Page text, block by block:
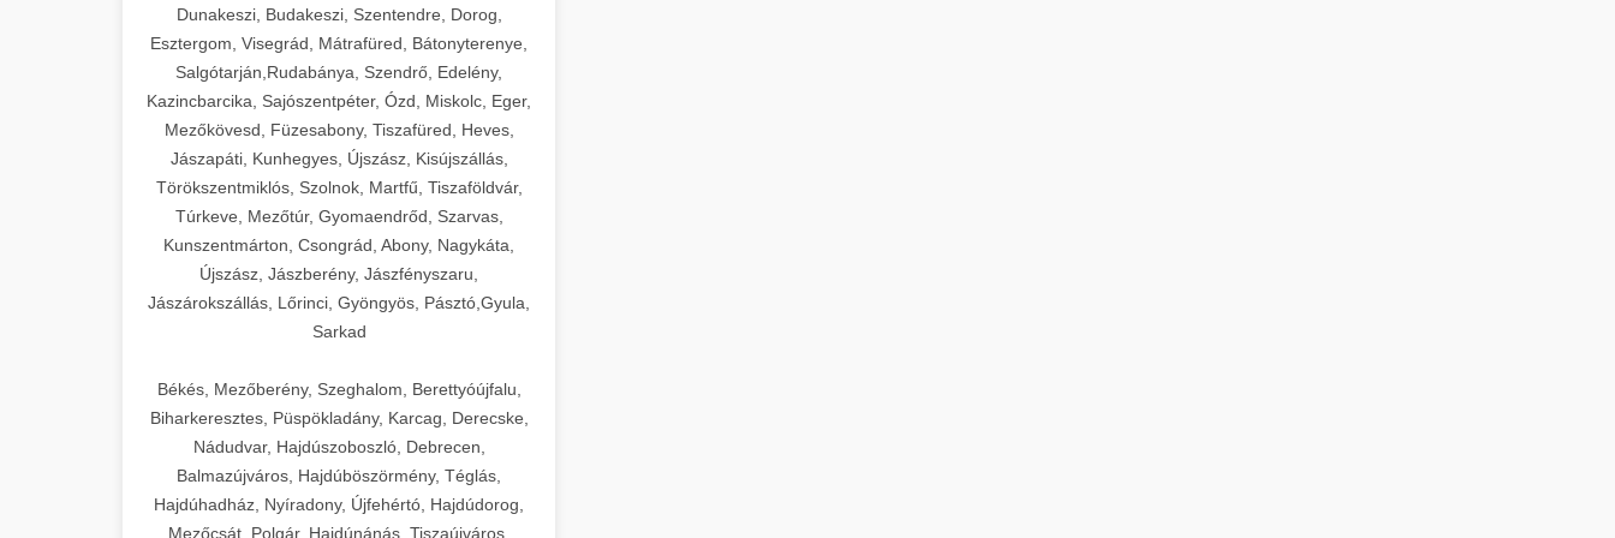
Dunakeszi, Budakeszi, Szentendre, Dorog,
Esztergom, Visegrád, Mátrafüred, Bátonyterenye,
Salgótarján,Rudabánya, Szendrő, Edelény,
Kazincbarcika, Sajószentpéter, Ózd, Miskolc, Eger,
Mezőkövesd, Füzesabony, Tiszafüred, Heves,
Jászapáti, Kunhegyes, Újszász, Kisújszállás,
Törökszentmiklós, Szolnok, Martfű, Tiszaföldvár,
Túrkeve, Mezőtúr, Gyomaendrőd, Szarvas,
Kunszentmárton, Csongrád, Abony, Nagykáta,
Újszász, Jászberény, Jászfényszaru,
Jászárokszállás, Lőrinci, Gyöngyös, Pásztó,Gyula,
Sarkad
Békés, Mezőberény, Szeghalom, Berettyóújfalu,
Biharkeresztes, Püspökladány, Karcag, Derecske,
Nádudvar, Hajdúszoboszló, Debrecen,
Balmazújváros, Hajdúböszörmény, Téglás,
Hajdúhadház, Nyíradony, Újfehértó, Hajdúdorog,
Mezőcsát, Polgár, Hajdúnánás, Tiszaújváros,